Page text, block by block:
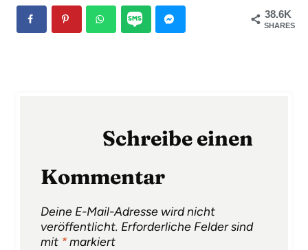
38.6K
SHARES
Schreibe einen
Kommentar
Deine E-Mail-Adresse wird nicht
veröffentlicht. Erforderliche Felder sind
mit *markiert